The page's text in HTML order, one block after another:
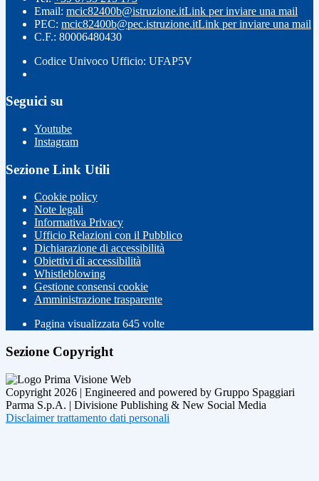
Email: mcic82400b@istruzione.itLink per inviare una mail
PEC: mcic82400b@pec.istruzione.itLink per inviare una mail
C.F.: 80006480430
Codice Univoco Ufficio: UFAP5V
Seguici su
Youtube
Instagram
Sezione Link Utili
Cookie policy
Note legali
Informativa Privacy
Ufficio Relazioni con il Pubblico
Dichiarazione di accessibilità
Obiettivi di accessibilità
Whistleblowing
Gestione consensi cookie
Amministrazione trasparente
Pagina visualizzata 645 volte
Sezione Copyright
Copyright 2026 | Engineered and powered by Gruppo Spaggiari
Parma S.p.A. | Divisione Publishing & New Social Media
Disclaimer trattamento dati personali